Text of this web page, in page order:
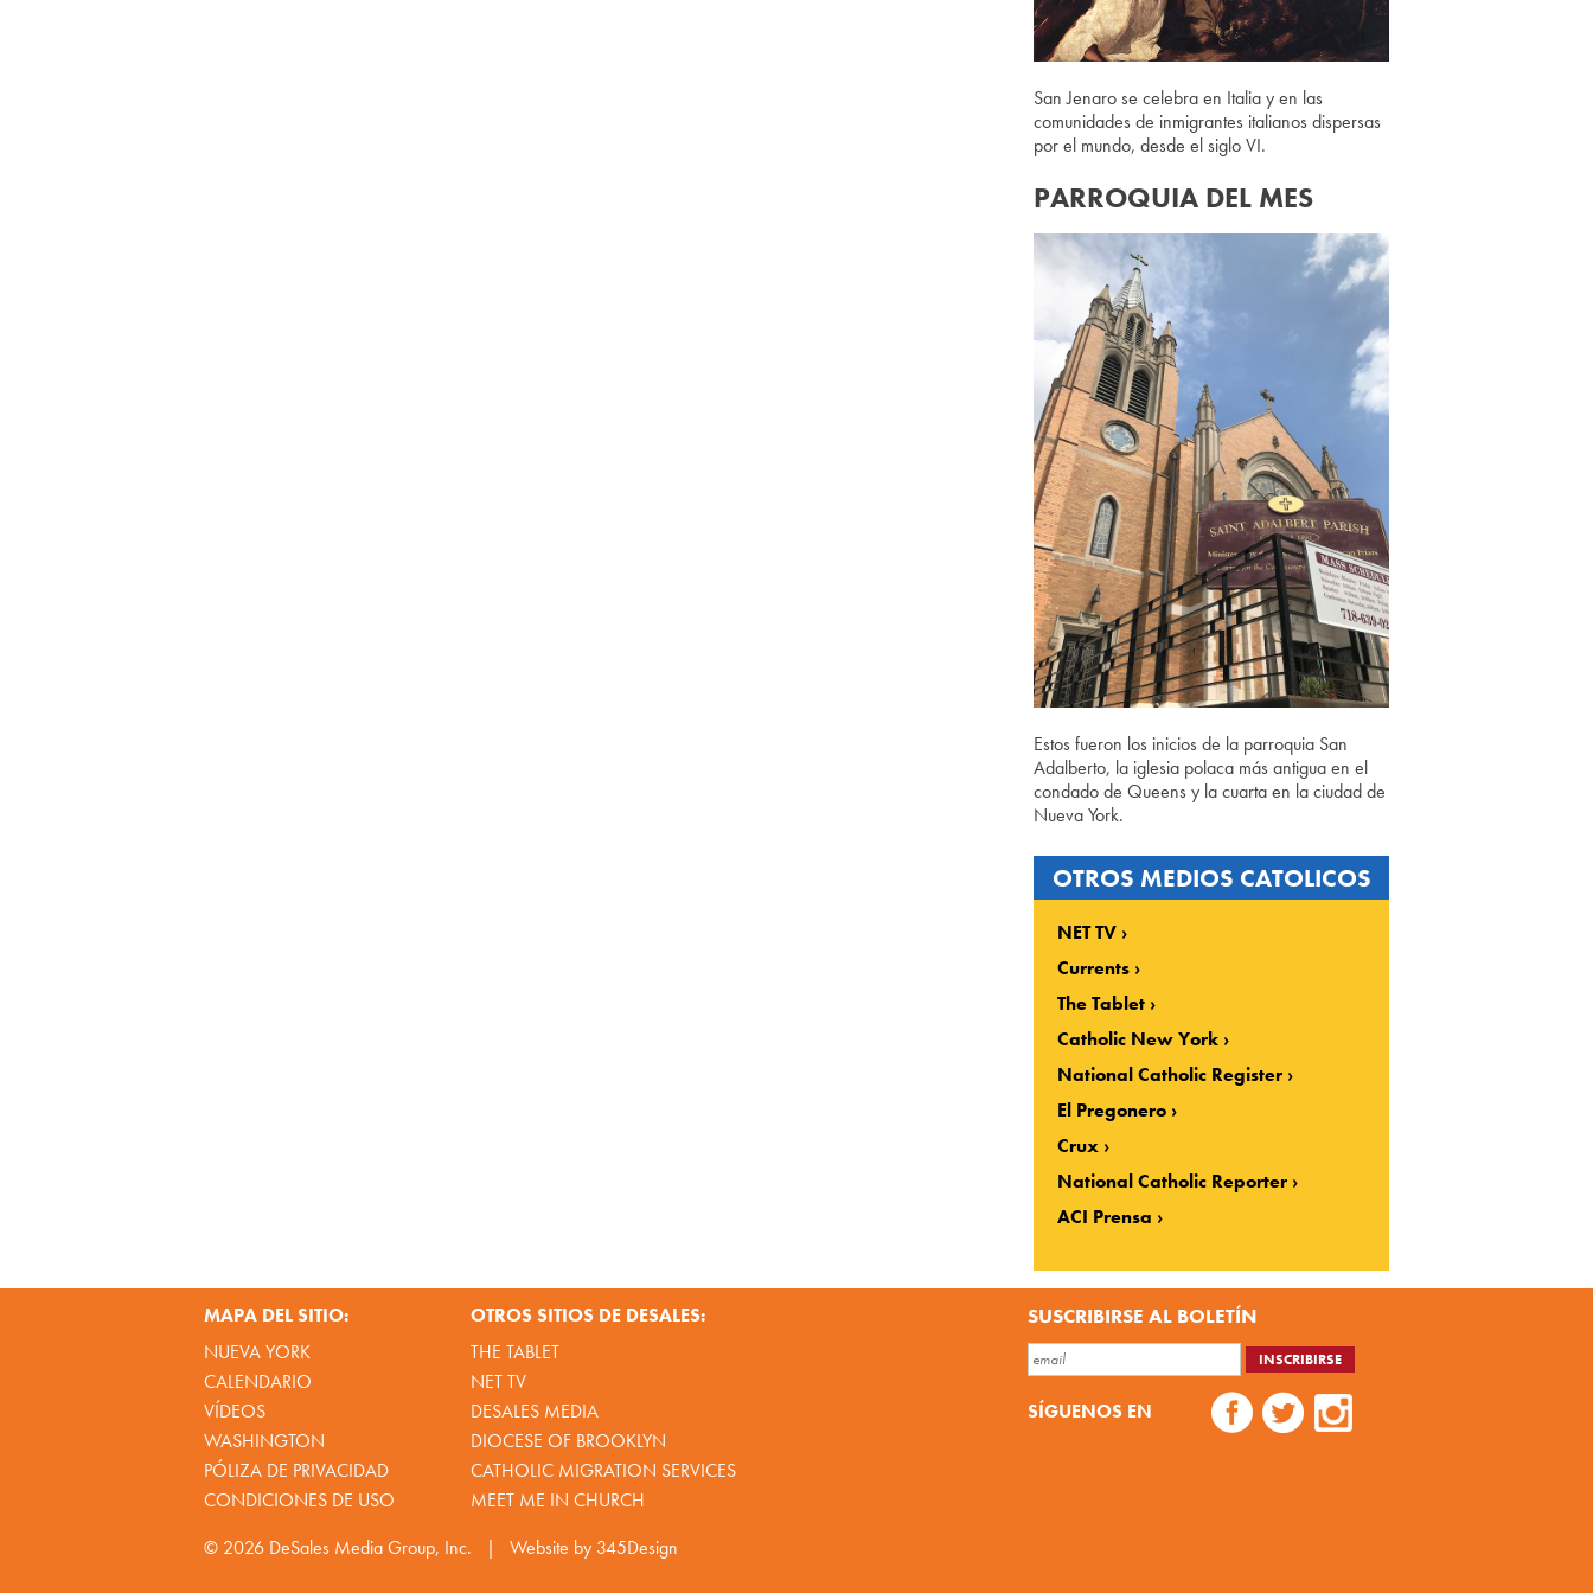
San Jenaro se celebra en Italia y en las
comunidades de inmigrantes italianos dispersas
por el mundo, desde el siglo VI.
PARROQUIA DEL MES
Estos fueron los inicios de la parroquia San
Adalberto, la iglesia polaca más antigua en el
condado de Queens y la cuarta en la ciudad de
Nueva York.
OTROS MEDIOS CATOLICOS
NET TV
Currents
The Tablet
Catholic New York
National Catholic Register
El Pregonero
Crux
National Catholic Reporter
ACI Prensa
MAPA DEL SITIO:
NUEVA YORK
CALENDARIO
VÍDEOS
WASHINGTON
PÓLIZA DE PRIVACIDAD
CONDICIONES DE USO
OTROS SITIOS DE DESALES:
THE TABLET
NET TV
DESALES MEDIA
DIOCESE OF BROOKLYN
CATHOLIC MIGRATION SERVICES
MEET ME IN CHURCH
SUSCRIBIRSE AL BOLETÍN
SÍGUENOS EN
© 2026 DeSales Media Group, Inc. | Website by 345Design